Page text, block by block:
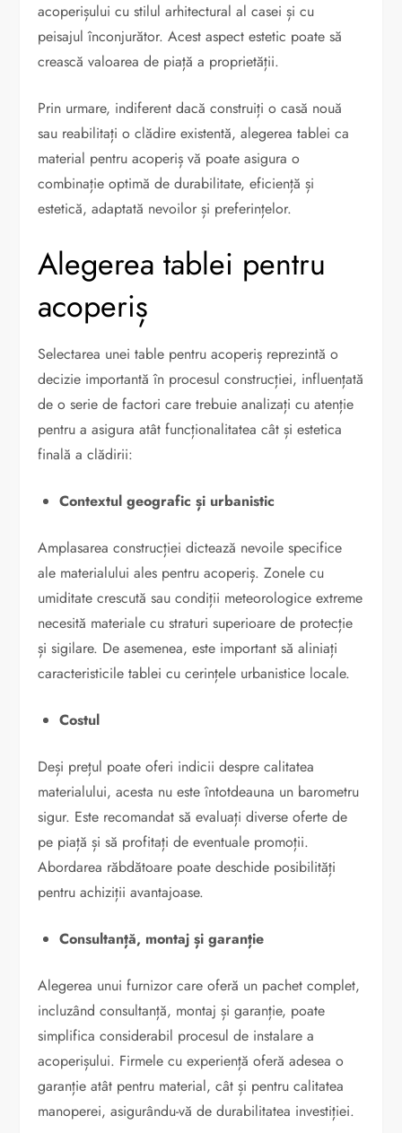
acoperișului cu stilul arhitectural al casei și cu
peisajul înconjurător. Acest aspect estetic poate să
crească valoarea de piață a proprietății.
Prin urmare, indiferent dacă construiți o casă nouă
sau reabilitați o clădire existentă, alegerea tablei ca
material pentru acoperiș vă poate asigura o
combinație optimă de durabilitate, eficiență și
estetică, adaptată nevoilor și preferințelor.
Alegerea tablei pentru
acoperiș
Selectarea unei table pentru acoperiș reprezintă o
decizie importantă în procesul construcției, influențată
de o serie de factori care trebuie analizați cu atenție
pentru a asigura atât funcționalitatea cât și estetica
finală a clădirii:
Contextul geografic și urbanistic
Amplasarea construcției dictează nevoile specifice
ale materialului ales pentru acoperiș. Zonele cu
umiditate crescută sau condiții meteorologice extreme
necesită materiale cu straturi superioare de protecție
și sigilare. De asemenea, este important să aliniați
caracteristicile tablei cu cerințele urbanistice locale.
Costul
Deși prețul poate oferi indicii despre calitatea
materialului, acesta nu este întotdeauna un barometru
sigur. Este recomandat să evaluați diverse oferte de
pe piață și să profitați de eventuale promoții.
Abordarea răbdătoare poate deschide posibilități
pentru achiziții avantajoase.
Consultanță, montaj și garanție
Alegerea unui furnizor care oferă un pachet complet,
incluzând consultanță, montaj și garanție, poate
simplifica considerabil procesul de instalare a
acoperișului. Firmele cu experiență oferă adesea o
garanție atât pentru material, cât și pentru calitatea
manoperei, asigurându-vă de durabilitatea investiției.